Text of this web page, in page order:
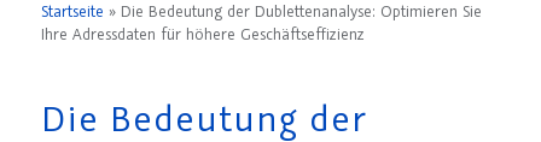
Startseite » Die Bedeutung der Dublettenanalyse: Optimieren Sie
Ihre Adressdaten für höhere Geschäftseffizienz
Die Bedeutung der